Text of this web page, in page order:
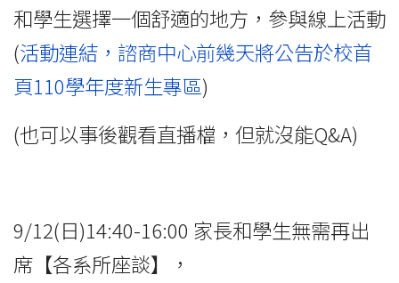
和學生選擇一個舒適的地方，參與線上活動
(活動連結，諮商中心前幾天將公告於校首
頁110學年度新生專區)
(也可以事後觀看直播檔，但就沒能Q&A)
9/12(日)14:40-16:00 家長和學生無需再出
席【各系所座談】，